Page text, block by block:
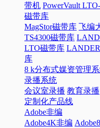
带机 PowerVault
磁带库
MagStor磁带库 飞编
TS4300磁带库
LTO磁带库
库
8 k分布式媒资管理
录播系统
会议室录播 教育录播
定制化产品线
Adobe非编
Adobe4K非编